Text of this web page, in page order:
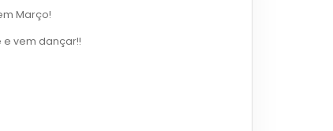
Março!
vem dançar!!